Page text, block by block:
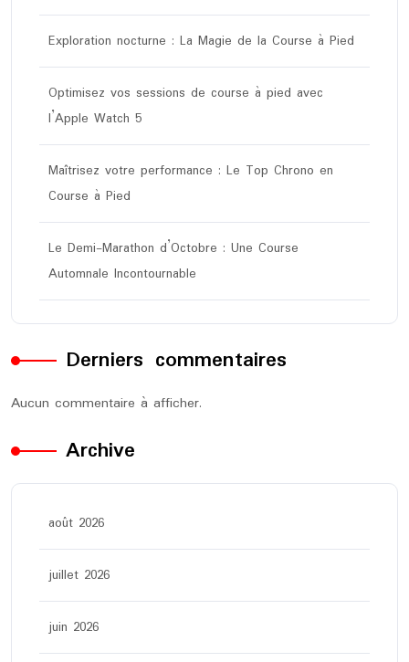
Exploration nocturne : La Magie de la Course à Pied
Optimisez vos sessions de course à pied avec
l’Apple Watch 5
Maîtrisez votre performance : Le Top Chrono en
Course à Pied
Le Demi-Marathon d’Octobre : Une Course
Automnale Incontournable
Derniers commentaires
Aucun commentaire à afficher.
Archive
août 2026
juillet 2026
juin 2026